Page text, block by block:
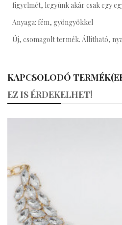
figyelmét, legyünk akár csak egy
Anyaga: fém, gyöngyökkel
Új, csomagolt termék. Állítható,
KAPCSOLODÓ
EZ IS ÉRDEKELHET!